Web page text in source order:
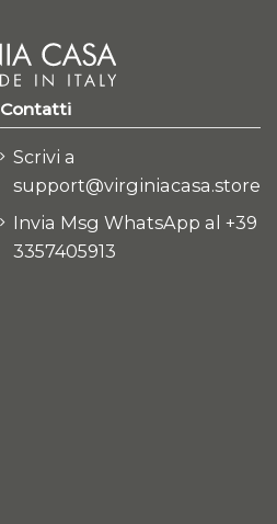
Contatti
Scrivi a
support@virginiacasa.store
Invia Msg WhatsApp al +39
3357405913